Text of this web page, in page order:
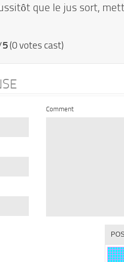
que le jus sort,
5 (0 votes cast)
Comment